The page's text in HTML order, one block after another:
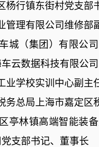
杨行镇东街村党支部
管理有限公司维修部
车城（集团）有限公
云数据科技有限公
业学校实训中心副主
务总局上海市嘉定
区亭林镇高端智能装
支部书记、董事长